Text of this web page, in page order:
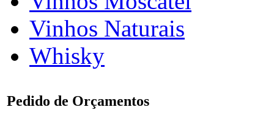
Vinhos Naturais
Whisky
Pedido de Orçamentos